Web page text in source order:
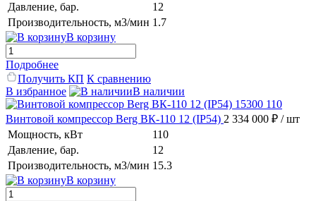
Давление, бар.
12
Производительность, м3/мин 1.7
В корзину
Подробнее
Получить КП К сравнению
В избранное
В наличии
Винтовой компрессор Berg ВК-110 12 (IP54) 2 334 000 ₽ / шт
Мощность, кВт
110
Давление, бар.
12
Производительность, м3/мин 15.3
В корзину